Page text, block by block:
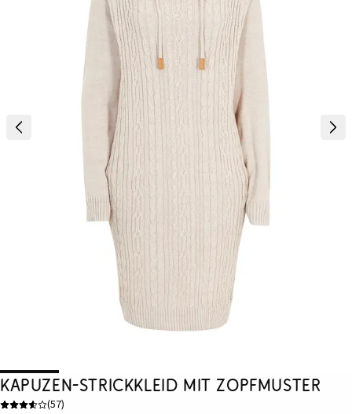
Kapuzen-Strickkleid mit Zopfmuster
(57)